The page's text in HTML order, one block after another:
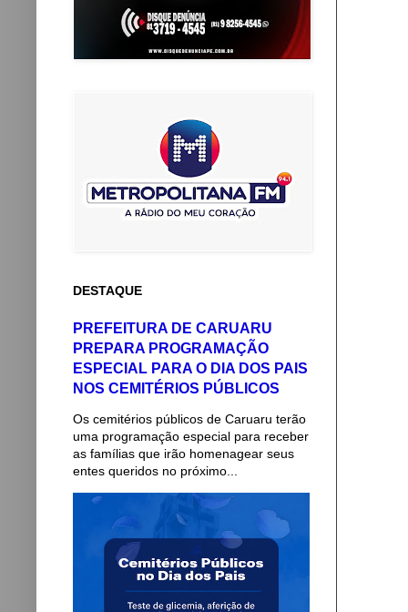
DESTAQUE
PREFEITURA DE CARUARU
PREPARA PROGRAMAÇÃO
ESPECIAL PARA O DIA DOS PAIS
NOS CEMITÉRIOS PÚBLICOS
Os cemitérios públicos de Caruaru terão
uma programação especial para receber
as famílias que irão homenagear seus
entes queridos no próximo...